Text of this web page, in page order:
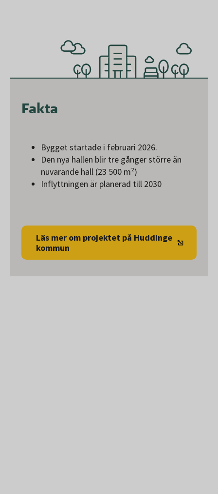
Fakta
Bygget startade i februari 2026.
Den nya hallen blir tre gånger större än
nuvarande hall (23 500 m²)
Inflyttningen är planerad till 2030
Läs mer om projektet på Huddinge
kommun